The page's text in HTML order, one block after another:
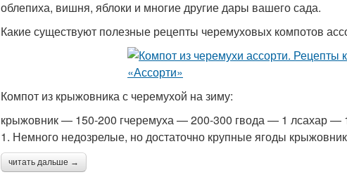
облепиха, вишня, яблоки и многие другие дары вашего сада.
Какие существуют полезные рецепты черемуховых компотов
Компот из крыжовника с черемухой на зиму:
крыжовник — 150-200 гчеремуха — 200-300 гвода — 1 лсахар —
1. Немного недозрелые, но достаточно крупные ягоды
читать дальше →